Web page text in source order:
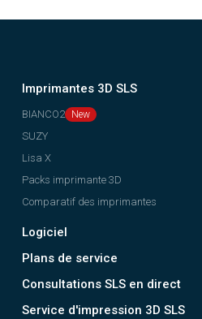
Imprimantes 3D SLS
BIANCO2
SUZY
Lisa X
Packs imprimante 3D
Comparatif des imprimantes
Logiciel
Plans de service
Consultations SLS en direct
Service d'impression 3D SLS